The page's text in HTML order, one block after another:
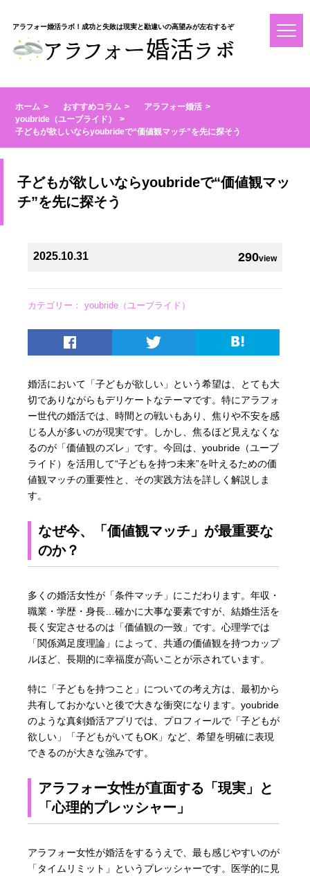
アラフォー婚活ラボ！成功と失敗は現実と勘違いの高望みが左右するぞ
ホーム おすすめコラム
アラフォー婚活
youbride（ユーブライド）
子どもが欲しいならyoubrideで“価値観マッチ”を先に探そう
子どもが欲しいならyoubrideで“価値観マッ
チ”を先に探そう
290view
2025.10.31
カテゴリー： youbride（ユーブライド）
婚活において「子どもが欲しい」という希望は、とても大
切でありながらもデリケートなテーマです。特にアラフォ
ー世代の婚活では、時間との戦いもあり、焦りや不安を感
じる人が多いのが現実です。しかし、焦るほど見えなくな
るのが「価値観のズレ」です。今回は、youbride（ユーブ
ライド）を活用して“子どもを持つ未来”を叶えるための価
値観マッチの重要性と、その実践方法を詳しく解説しま
す。
なぜ今、「価値観マッチ」が最重要な
のか？
多くの婚活女性が「条件マッチ」にこだわります。年収・
職業・学歴・身長…確かに大事な要素ですが、結婚生活を
長く安定させるのは「価値観の一致」です。心理学では
「関係満足度理論」によって、共通の価値観を持つカップ
ルほど、長期的に幸福度が高いことが示されています。
特に「子どもを持つこと」についての考え方は、最初から
共有しておかないと後で大きな衝突になります。youbride
のような真剣婚活アプリでは、プロフィールで「子どもが
欲しい」「子どもがいてもOK」など、希望を明確に表現
できるのが大きな強みです。
アラフォー女性が直面する「現実」と
「心理的プレッシャー」
アラフォー女性が婚活をするうえで、最も感じやすいのが
「タイムリミット」というプレッシャーです。医学的に見